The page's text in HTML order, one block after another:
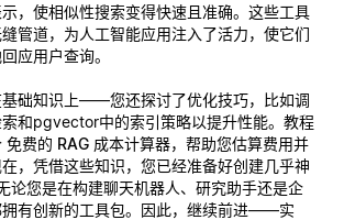
，使相似性搜索变得快速且准确。这些工具
管道，为人工智能应用注入了活力，使它们
应用户查询。
基础知识上——您还探讨了优化技巧，比如调
和pgvector中的索引策略以提升性能。教程
免费的 RAG 成本计算器，帮助您估算费用并
，凭借这些知识，您已经准备好创建几乎神
论您是在构建聊天机器人、研究助手还是企
拥有创新的工具包。因此，继续前进——实